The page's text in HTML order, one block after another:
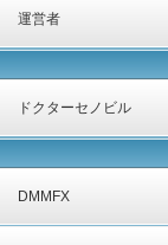
運営者
ドクターセノビル
DMMFX